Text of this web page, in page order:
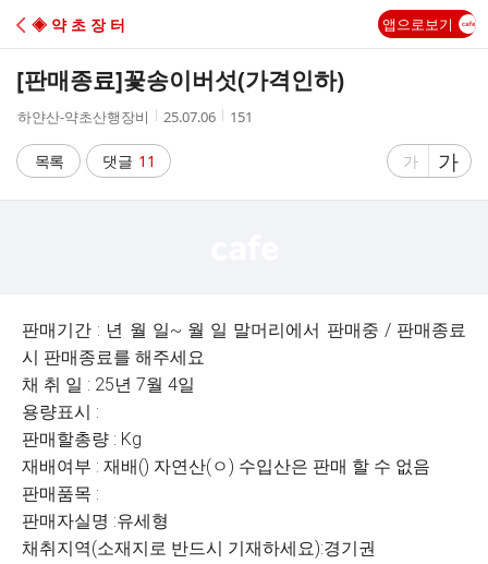
C
A
◈ 약 초 장 터 앱으로보기
[판매종료]꽃송이버섯(가격인하)
작
자
하얀산-약초산행장비
작
시
간
25.07.06
조
151
목록 댓글 11
글
게
가
글
자
게
가
판매기간 : 년 월 일~ 월 일 말머리에서 판매중 / 판매종료
시 판매종료를 해주세요
채 취 일 : 25년 7월 4일
용량표시 :
판매할총량 : Kg
재배여부 : 재배() 자연산(ㅇ) 수입산은 판매 할 수 없음
판매품목 :
판매자실명 :유세형
채취지역(소재지로 반드시 기재하세요):경기권